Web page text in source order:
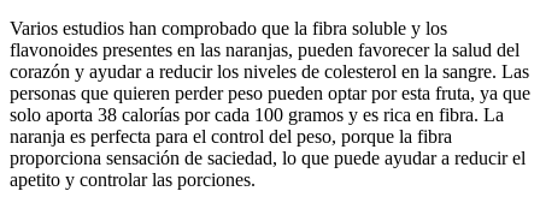
Varios estudios han comprobado que la fibra soluble y los
flavonoides presentes en las naranjas, pueden favorecer la salud del
corazón y ayudar a reducir los niveles de colesterol en la sangre. Las
personas que quieren perder peso pueden optar por esta fruta, ya que
solo aporta 38 calorías por cada 100 gramos y es rica en fibra. La
naranja es perfecta para el control del peso, porque la fibra
proporciona sensación de saciedad, lo que puede ayudar a reducir el
apetito y controlar las porciones.